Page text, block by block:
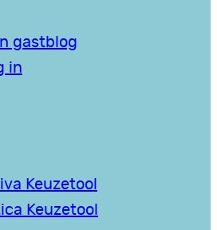
gastblog
in
Keuzetool
Keuzetool